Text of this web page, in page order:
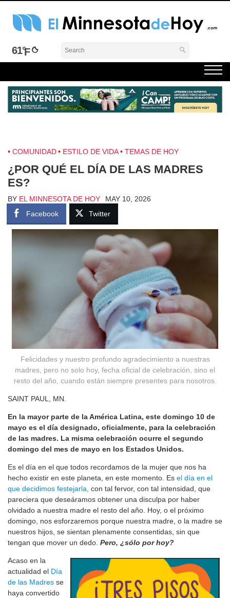
Skip
El Minnesota de Hoy Noticias
Latino Noticias Minnesota News
61°
COMUNIDAD ESTILO DE VIDA TEMAS DE HOY
¿POR QUÉ EL DÍA DE LAS MADRES
ES?
BY EL MINNESOTA DE HOY
MAY 10, 2026
Facebook
Twitter
Felicidades y nuestro profundo agradecimiento a nuestras
madres, pero no solo hoy, fecha oficial de celebración, sino el
resto del año, cuando están siempre presentes para nosotros.
SAINT PAUL, MN.
En la mayor parte de la América Latina, este domingo 10 de
mayo es el día designado, oficialmente, para la celebración
de las madres. La misma celebración ocurre el segundo
domingo del mes de mayo en los Estados Unidos.
Es el día en el que todos recordamos de la mujer que nos ha
hecho existir en este planeta, en este momento. Es el día en el
que decidimos festejarla, con tal fervor, con tal intensidad, que
pareciera que deseáramos obtener una disculpa por haber
olvidado a nuestra madre el resto del año. Hoy, o el próximo
domingo, nos esforzaremos porque nuestra madre, o la madre se
nuestros hijos, se sientan plenamente consentidas, sin que
tengan que mover un dedo. Pero, ¿sólo por hoy?
Acaso en la
actualidad el Día
de las Madres se
haya convertido